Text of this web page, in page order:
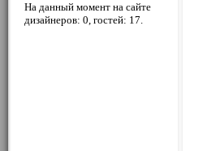
На данный момент на сайте
дизайнеров: 0, гостей: 17.